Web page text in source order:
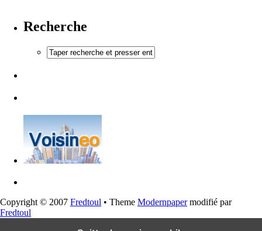
Recherche
Copyright © 2007 Fredtoul • Theme Modernpapermodifié par
Fredtoul